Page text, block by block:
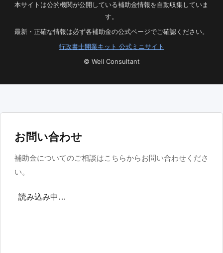
本サイトは公的機関が公開している補助金情報を自動収集していま
す。
最新・正確な情報は必ず各補助金の公式ページでご確認ください。
行政書士開業キット 公式ミニサイト
© Well Consultant
お問い合わせ
補助金についてのご相談はこちらからお問い合わせくださ
い。